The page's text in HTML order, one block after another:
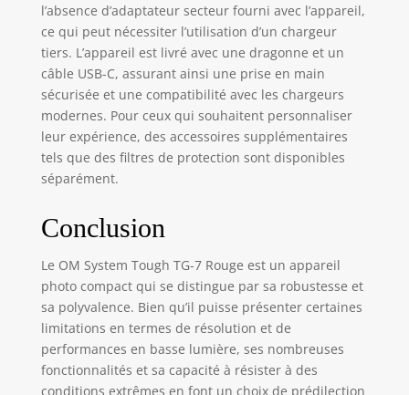
l’absence d’adaptateur secteur fourni avec l’appareil,
ce qui peut nécessiter l’utilisation d’un chargeur
tiers. L’appareil est livré avec une dragonne et un
câble USB-C, assurant ainsi une prise en main
sécurisée et une compatibilité avec les chargeurs
modernes. Pour ceux qui souhaitent personnaliser
leur expérience, des accessoires supplémentaires
tels que des filtres de protection sont disponibles
séparément.
Conclusion
Le OM System Tough TG-7 Rouge est un appareil
photo compact qui se distingue par sa robustesse et
sa polyvalence. Bien qu’il puisse présenter certaines
limitations en termes de résolution et de
performances en basse lumière, ses nombreuses
fonctionnalités et sa capacité à résister à des
conditions extrêmes en font un choix de prédilection